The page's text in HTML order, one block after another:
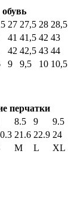
27 27,5 28 28,5
41 41,5 42 43
42 42,5 43 44
9 9,5 10 10,5
перчатки
8.5 9 9.5
21.6 22.9 24
M L XL